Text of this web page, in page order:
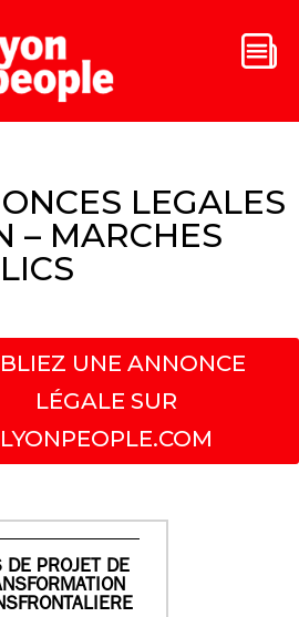
LEGALES
– MARCHES
UNE ANNONCE
LÉGALE SUR
LYONPEOPLE.COM
DE PROJET DE